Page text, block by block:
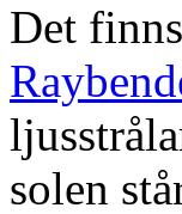
Det
solen